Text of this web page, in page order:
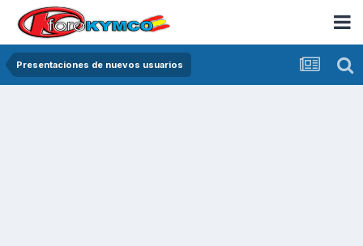
Presentaciones de nuevos usuarios